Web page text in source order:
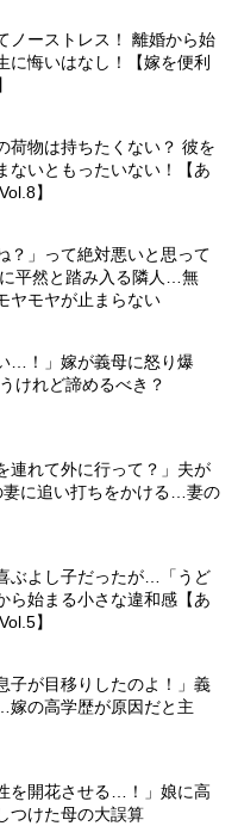
ノーストレス！ 離婚から始
に悔いはなし！【嫁を便利
荷物は持ちたくない？ 彼を
ないともったいない！【あ
】
？」って絶対悪いと思って
平然と踏み入る隣人…無
ヤモヤが止まらない
…！」嫁が義母に怒り爆
けれど諦めるべき？
連れて外に行って？」夫が
に追い打ちをかける…妻の
ぶよし子だったが…「うど
ら始まる小さな違和感【あ
】
子が目移りしたのよ！」義
の高学歴が原因だと主
を開花させる…！」娘に高
つけた母の大誤算